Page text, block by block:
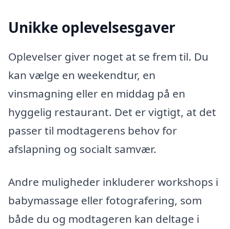
Unikke oplevelsesgaver
Oplevelser giver noget at se frem til. Du
kan vælge en weekendtur, en
vinsmagning eller en middag på en
hyggelig restaurant. Det er vigtigt, at det
passer til modtagerens behov for
afslapning og socialt samvær.
Andre muligheder inkluderer workshops i
babymassage eller fotografering, som
både du og modtageren kan deltage i